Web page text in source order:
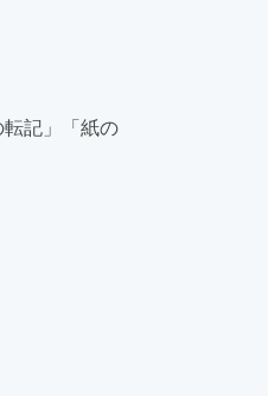
記」「紙の